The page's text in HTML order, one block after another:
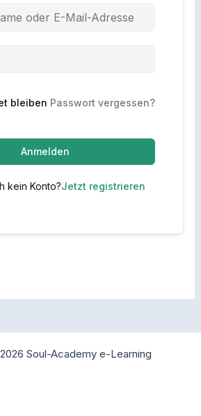
bleiben Passwort vergessen?
Anmelden
kein Konto?Jetzt registrieren
Soul-Academy e-Learning